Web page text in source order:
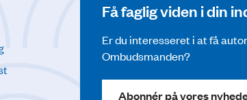
Få faglig viden i din
Er du interesseret i at få
Ombudsmanden?
Abonnér på vores